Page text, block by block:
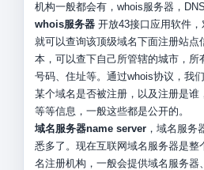
机构一般都会有，whois服务器，DNS
whois服务器开放43接口应用软件，
就可以查询该顶级域名下面注册站
本，可以查下自己所管辖的城市，
号码、住址等。通过whois协议，我
某个域名是否被注册，以及注册是谁
等等信息，一般这些都是公开的。
域名服务器name server，域名服务
悉多了。现在互联网域名服务器是
名注册机构，一般会提供域名服务器